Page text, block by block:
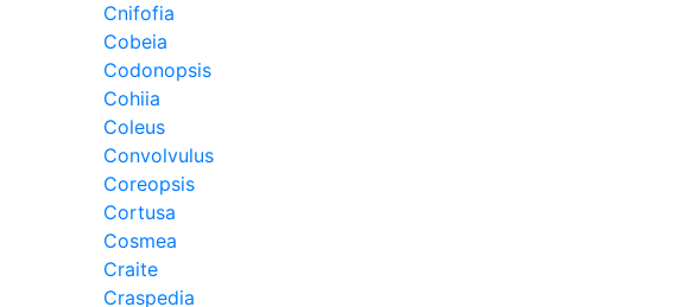
Cnifofia
Cobeia
Codonopsis
Cohiia
Coleus
Convolvulus
Coreopsis
Cortusa
Cosmea
Craite
Craspedia